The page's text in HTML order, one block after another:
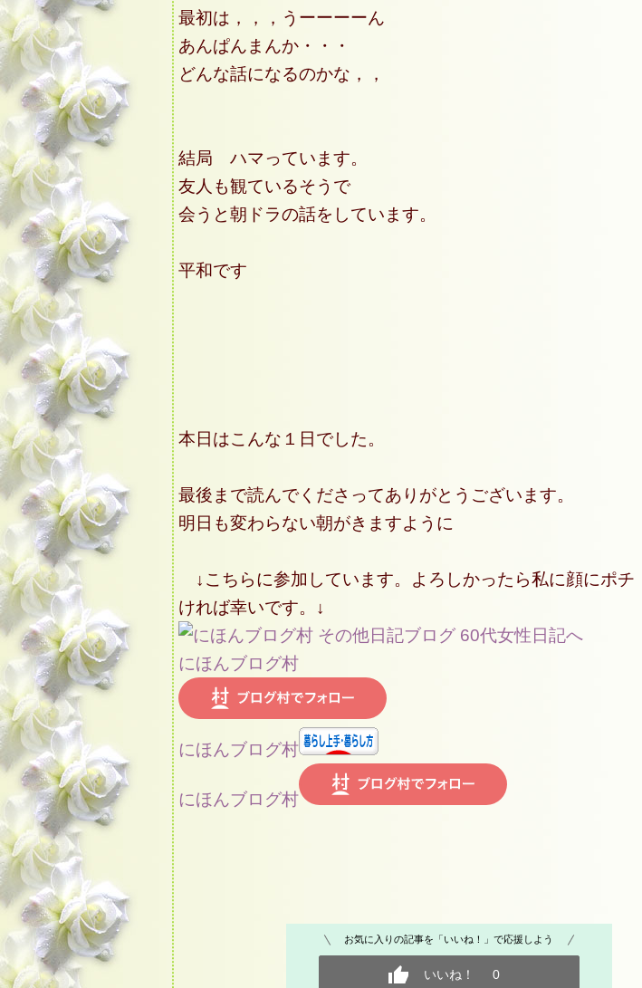
最初は，，，うーーーーん
あんぱんまんか・・・
どんな話になるのかな，，
結局 ハマっています。
友人も観ているそうで
会うと朝ドラの話をしています。
平和です
本日はこんな１日でした。
最後まで読んでくださってありがとうございます。
明日も変わらない朝がきますように
↓こちらに参加しています。よろしかったら私に顔にポチ
ければ幸いです。↓
にほんブログ村
にほんブログ村
にほんブログ村
お気に入りの記事を「いいね！」で応援しよう
いいね！ 0